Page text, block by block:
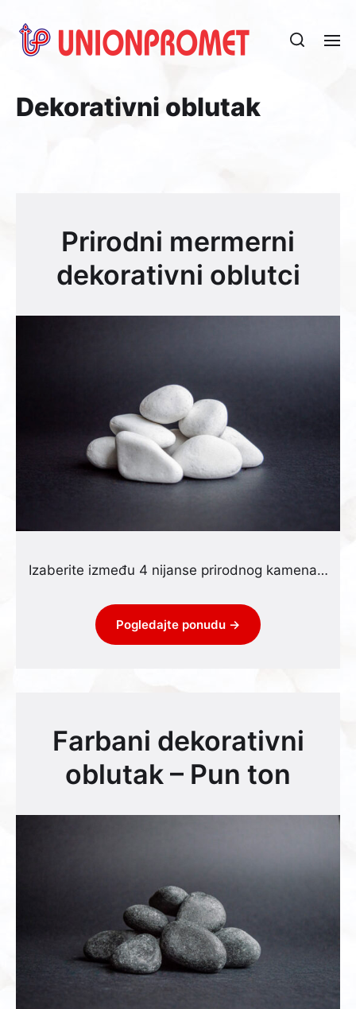
Dekorativni oblutak
Prirodni mermerni
dekorativni oblutci
Izaberite između 4 nijanse prirodnog kamena…
Pogledajte ponudu →
Farbani dekorativni
oblutak – Pun ton